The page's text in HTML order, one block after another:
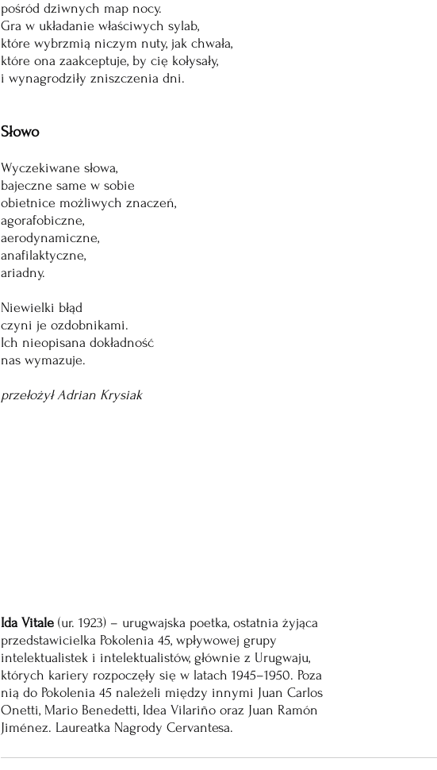
pośród dziwnych map nocy.
Gra w układanie właściwych sylab,
które wybrzmią niczym nuty, jak chwała,
które ona zaakceptuje, by cię kołysały,
i wynagrodziły zniszczenia dni.
Słowo
Wyczekiwane słowa,
bajeczne same w sobie
obietnice możliwych znaczeń,
agorafobiczne,
aerodynamiczne,
anafilaktyczne,
ariadny.
Niewielki błąd
czyni je ozdobnikami.
Ich nieopisana dokładność
nas wymazuje.
przełożył Adrian Krysiak
Ida Vitale (ur. 1923) – urugwajska poetka, ostatnia żyjąca
przedstawicielka Pokolenia 45, wpływowej grupy
intelektualistek i intelektualistów, głównie z Urugwaju,
których kariery rozpoczęły się w latach 1945–1950. Poza
nią do Pokolenia 45 należeli między innymi Juan Carlos
Onetti, Mario Benedetti, Idea Vilariño oraz Juan Ramón
Jiménez. Laureatka Nagrody Cervantesa.